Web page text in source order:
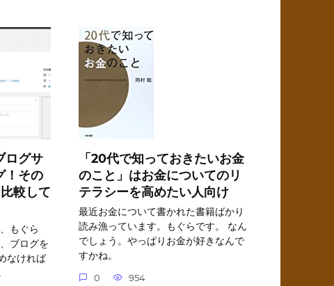
ログサ
！その
較して
もぐら
ブログを
なければ
「20代で知っておきたいお金
のこと」はお金についてのリ
テラシーを高めたい人向け
最近お金について書かれた書籍ばかり
読み漁っています。もぐらです。 なん
でしょう。やっぱりお金が好きなんで
すかね。
0 954